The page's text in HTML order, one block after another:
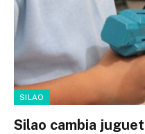
SILAO
Silao cambia